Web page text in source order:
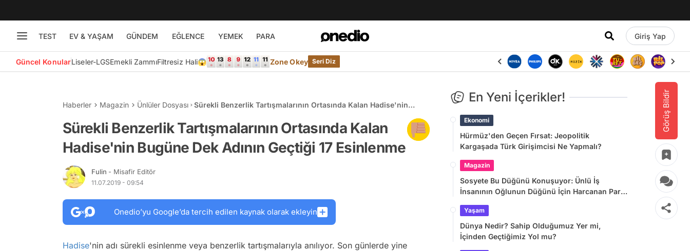
TEST EV & YAŞAM GÜNDEM EĞLENCE YEMEK PARA Giriş Yap
Güncel KonularLiseler-LGSEmekli ZammıFiltresiz Hali😱 Zone Okey Seri Diz
Görüş Bildir
Haberler Magazin Ünlüler Dosyası
Sürekli Benzerlik Tartışmalarının Ortasında Kalan Hadise'nin
Sürekli Benzerlik Tartışmalarının Ortasında Kalan
Hadise'nin Bugüne Dek Adının Geçtiği 17 Esinlenme
Fulin - Misafir Editör
11.07.2019 - 09:54
Onedio’yu Google’da tercih edilen kaynak olarak ekleyin
Hadise'nin adı sürekli esinlenme veya benzerlik tartışmalarıyla anılıyor. Son günlerde yine
En Yeni İçerikler!
Ekonomi
Hürmüz'den Geçen Fırsat: Jeopolitik
Kargaşada Türk Girişimcisi Ne Yapmalı?
Magazin
Sosyete Bu Düğünü Konuşuyor: Ünlü İş
İnsanının Oğlunun Düğünü İçin Harcanan Para
Yaşam
Dünya Nedir? Sahip Olduğumuz Yer mi,
İçinden Geçtiğimiz Yol mu?